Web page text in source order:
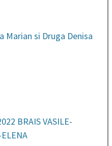
Marian si Druga Denisa
BRAIS VASILE-